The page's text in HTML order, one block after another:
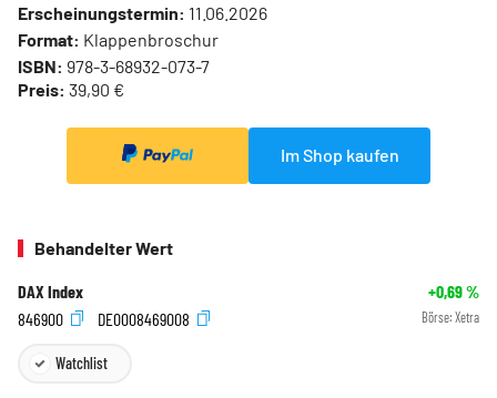
Erscheinungstermin: 11.06.2026
Format: Klappenbroschur
ISBN: 978-3-68932-073-7
Preis: 39,90 €
Im Shop kaufen
Behandelter Wert
DAX Index +0,69%
846900
DE0008469008 Börse: Xetra
Watchlist